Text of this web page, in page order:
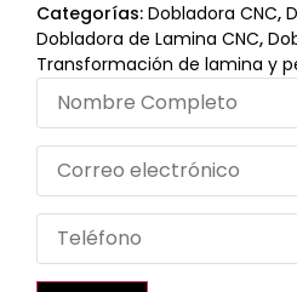
Categorías: Dobladora CNC,
Dobladora de Lamina CNC,
Transformación de lamina y